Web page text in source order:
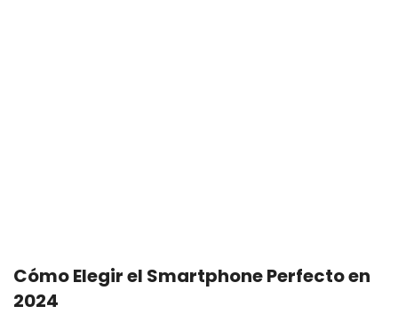
Cómo Elegir el Smartphone Perfecto en
2024